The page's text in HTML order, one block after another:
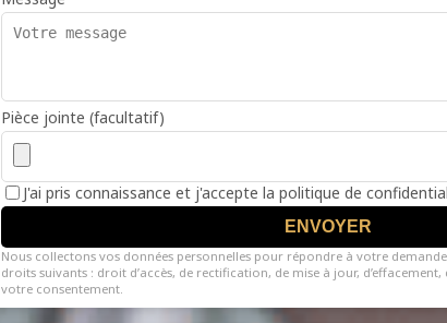
Pièce jointe (facultatif)
J'ai pris connaissance et j'accepte la politique de
ENVOYER
Nous collectons vos données personnelles pour répondre à votre
droits suivants : droit d’accès, de rectification, de mise à jour,
votre consentement.